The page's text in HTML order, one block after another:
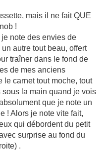
mais il ne fait QUE
!
note des envies de
autre tout beau, offert
traîner dans le fond de
de mes anciens
le carnet tout moche, tout
la main quand je vois
que je note un
! Alors je note vite fait,
qui débordent du petit
surprise au fond du
.